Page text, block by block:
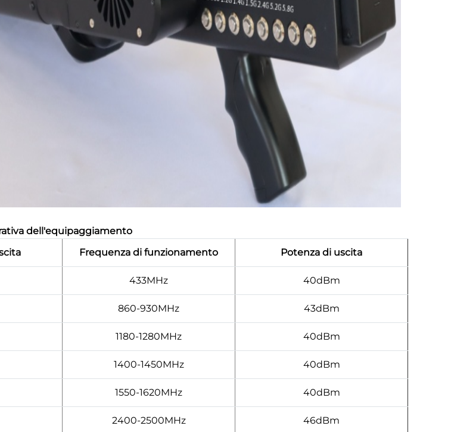
dell'equipaggiamento
Frequenza di funzionamento Potenza di uscita
433MHz 40dBm
860-930MHz 43dBm
1180-1280MHz 40dBm
1400-1450MHz 40dBm
1550-1620MHz 40dBm
2400-2500MHz 46dBm